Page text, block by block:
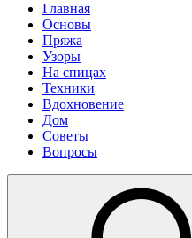
Главная
Основы
Пряжа
Узоры
На спицах
Техники
Вдохновение
Дом
Советы
Вопросы